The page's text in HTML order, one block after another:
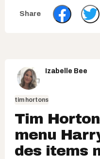
Izabelle Bee
tim hortons
Tim
menu
des items